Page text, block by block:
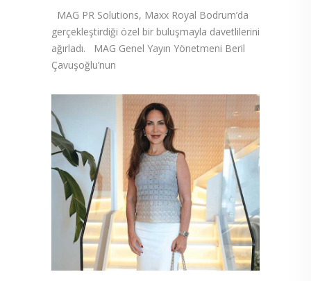
MAG PR Solutions, Maxx Royal Bodrum’da
gerçekleştirdiği özel bir buluşmayla davetlilerini
ağırladı. MAG Genel Yayın Yönetmeni Beril
Çavuşoğlu’nun